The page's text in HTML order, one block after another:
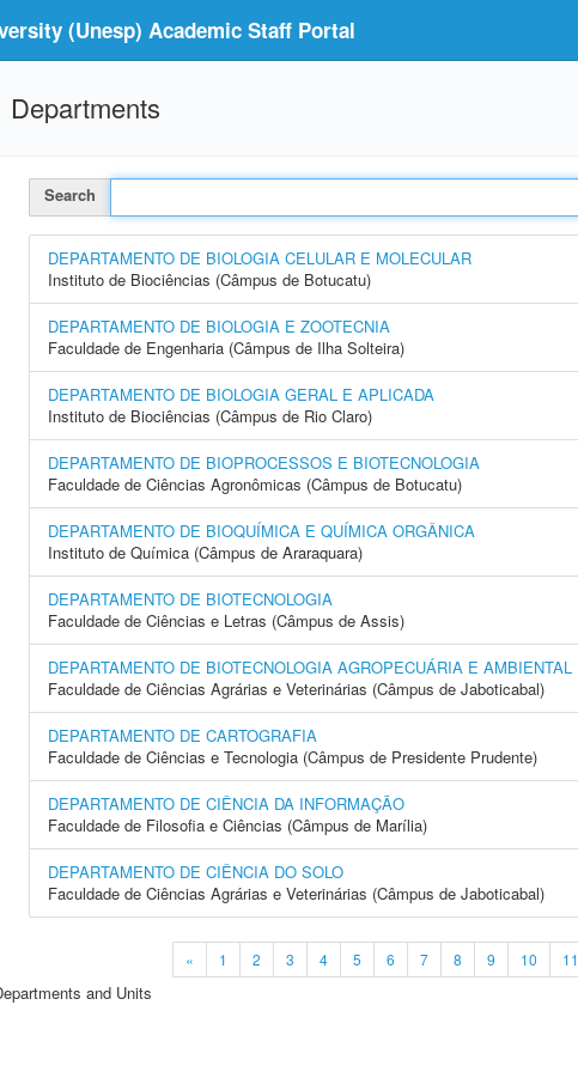
(Unesp) Academic Staff Portal
Departments
Search
DEPARTAMENTO DE BIOLOGIA CELULAR E MOLECULAR
Instituto de Biociências (Câmpus de Botucatu)
DEPARTAMENTO DE BIOLOGIA E ZOOTECNIA
Faculdade de Engenharia (Câmpus de Ilha Solteira)
DEPARTAMENTO DE BIOLOGIA GERAL E APLICADA
Instituto de Biociências (Câmpus de Rio Claro)
DEPARTAMENTO DE BIOPROCESSOS E BIOTECNOLOGIA
Faculdade de Ciências Agronômicas (Câmpus de Botucatu)
DEPARTAMENTO DE BIOQUÍMICA E QUÍMICA ORGÂNICA
Instituto de Química (Câmpus de Araraquara)
DEPARTAMENTO DE BIOTECNOLOGIA
Faculdade de Ciências e Letras (Câmpus de Assis)
DEPARTAMENTO DE BIOTECNOLOGIA AGROPECUÁRIA E AMBIENTAL
Faculdade de Ciências Agrárias e Veterinárias (Câmpus de Jaboticabal)
DEPARTAMENTO DE CARTOGRAFIA
Faculdade de Ciências e Tecnologia (Câmpus de Presidente Prudente)
DEPARTAMENTO DE CIÊNCIA DA INFORMAÇÃO
Faculdade de Filosofia e Ciências (Câmpus de Marília)
DEPARTAMENTO DE CIÊNCIA DO SOLO
Faculdade de Ciências Agrárias e Veterinárias (Câmpus de Jaboticabal)
« 1 2 3 4 5 6 7 8 9 10 11
and Units